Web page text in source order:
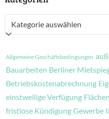
Kategorien
Allgemeine Geschäftsbedingungen
Bauarbeiten Berliner
Betriebskostenabrechnung
einstweilige Verfügung
fristlose Kündigung Gewerbe